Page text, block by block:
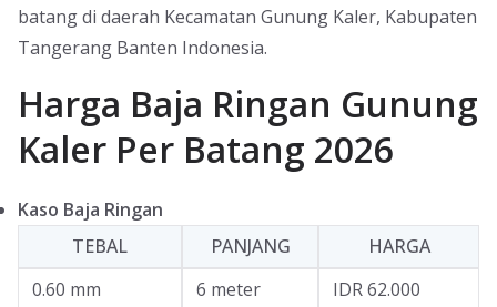
batang di daerah Kecamatan Gunung Kaler, Kabupaten
Tangerang Banten Indonesia.
Harga Baja Ringan Gunung
Kaler Per Batang 2026
Kaso Baja Ringan
TEBAL
PANJANG
HARGA
0.60 mm
6 meter IDR 62.000